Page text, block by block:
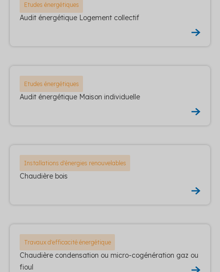
Etudes énergétiques
Audit énergétique Logement collectif
Etudes énergétiques
Audit énergétique Maison individuelle
Installations d'énergies renouvelables
Chaudière bois
Travaux d'efficacité énergétique
Chaudière condensation ou micro-cogénération gaz ou
fioul